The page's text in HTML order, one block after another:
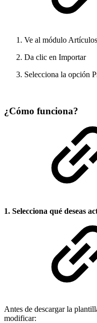
Ve al módulo Artículos
Da clic en Importar
Selecciona la opción
¿Cómo funciona?
1. Selecciona qué deseas
Antes de descargar la
modificar: